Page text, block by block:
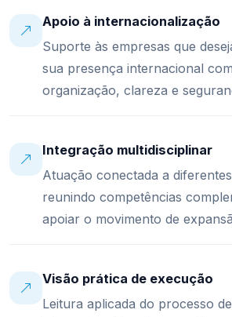
Apoio à internacionalização
Suporte às empresas que
sua presença internacional
organização, clareza e
Integração multidisciplinar
Atuação conectada a
reunindo competências
apoiar o movimento de
Visão prática de execução
Leitura aplicada do processo de